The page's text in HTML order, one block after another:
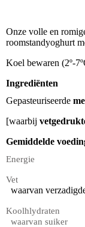
Onze volle en
roomstandyoghurt
Koel bewaren (2º-
Ingrediënten
Gepasteuriseerde
[waarbij
Gemiddelde
Energie 517
Vet
waarvan
Koolhlydraten
waarvan